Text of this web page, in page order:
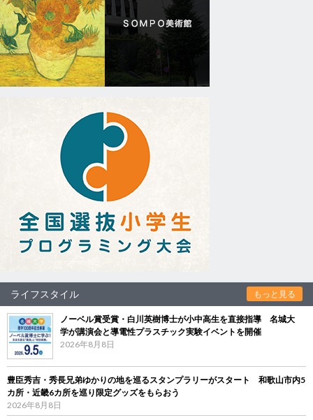
ライフスタイル もっと見る
ノーベル賞受賞・白川英樹博士が小中高生を直接指導 名城大
学が講演会と導電性プラスチック実験イベントを開催
2026年8月8日
豊臣秀吉・秀長兄弟ゆかりの地を巡るスタンプラリーがスタート 和歌山市内5
カ所・近畿6カ所を巡り限定グッズをもらおう
2026年8月8日